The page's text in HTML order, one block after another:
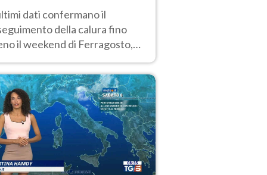
molto elevate
dati confermano il
della calura fino
il weekend di Ferragosto,
prossima